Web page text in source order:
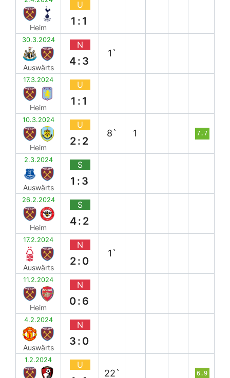
Heim
U
1:1
30.3.2024
Auswärts
N
4:3
1`
17.3.2024
Heim
U
1:1
10.3.2024
Heim
U
2:2
8` 1 7.7
2.3.2024
Auswärts
S
1:3
26.2.2024
Heim
S
4:2
17.2.2024
Auswärts
N
2:0
1`
11.2.2024
Heim
N
0:6
4.2.2024
Auswärts
N
3:0
1.2.2024 U
22` 6.9